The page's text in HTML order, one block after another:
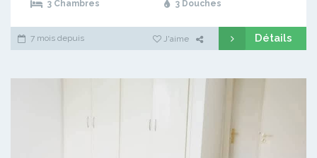
3 Chambres 3 Douches
7 mois depuis J'aime Détails